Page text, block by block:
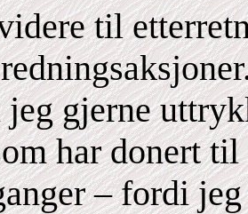
til
gjerne
har donert
– fordi